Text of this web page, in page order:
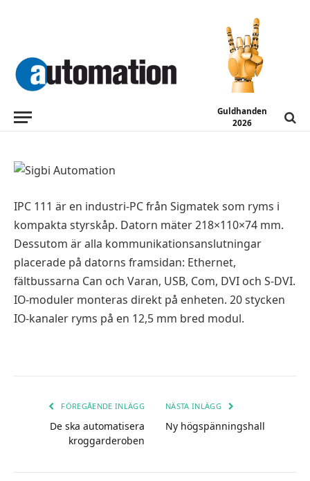
Guldhanden
2026
Industri-PC för kompakta
styrskåp
IPC 111 är en industri-PC från Sigmatek som ryms i
kompakta styrskåp. Datorn mäter 218×110×74 mm.
Dessutom är alla kommunikationsanslutningar
placerade på datorns framsidan: Ethernet,
fältbussarna Can och Varan, USB, Com, DVI och S-DVI.
IO-moduler monteras direkt på enheten. 20 stycken
IO-kanaler ryms på en 12,5 mm bred modul.
FÖREGÅENDE INLÄGG
De ska automatisera
kroggarderoben
NÄSTA INLÄGG
Ny högspänningshall